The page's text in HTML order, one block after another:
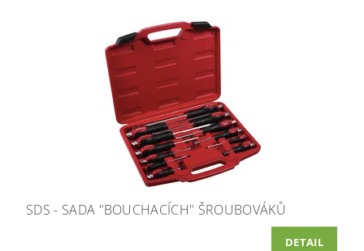
SDS - SADA "BOUCHACÍCH" ŠROUBOVÁKŮ
DETAIL